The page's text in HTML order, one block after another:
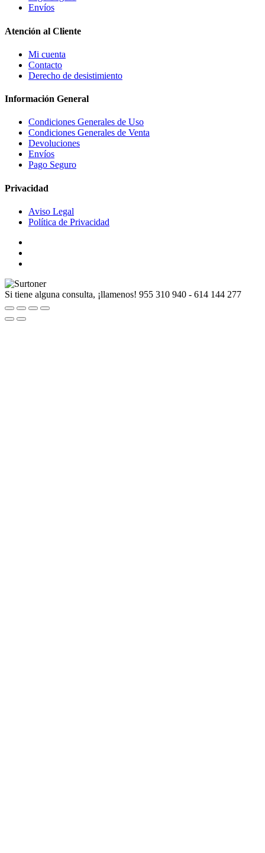
Envíos
Atención al Cliente
Mi cuenta
Contacto
Derecho de desistimiento
Información General
Condiciones Generales de Uso
Condiciones Generales de Venta
Devoluciones
Envíos
Pago Seguro
Privacidad
Aviso Legal
Política de Privacidad
Si tiene alguna consulta, ¡llamenos! 955 310 940 - 614 144 277